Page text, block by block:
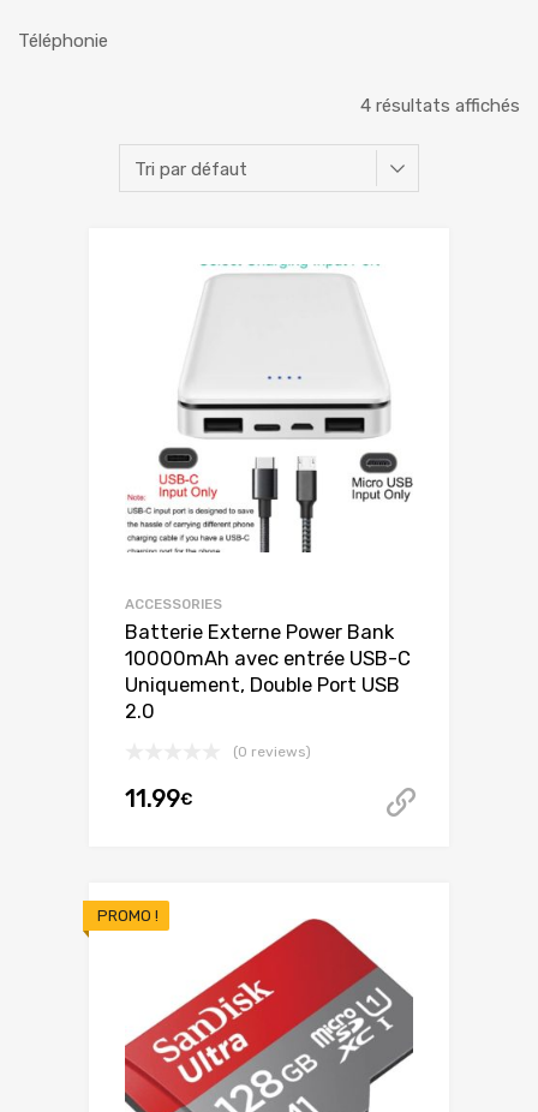
Téléphonie
4 résultats affichés
ACCESSORIES
Batterie Externe Power Bank
10000mAh avec entrée USB-C
Uniquement, Double Port USB
2.0
(0 reviews)
11.99€
PROMO !